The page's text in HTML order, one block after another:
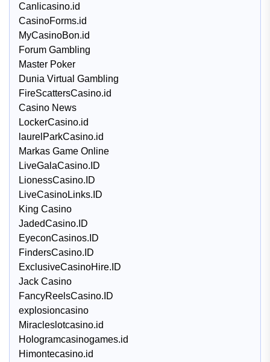
Canlicasino.id
CasinoForms.id
MyCasinoBon.id
Forum Gambling
Master Poker
Dunia Virtual Gambling
FireScattersCasino.id
Casino News
LockerCasino.id
laurelParkCasino.id
Markas Game Online
LiveGalaCasino.ID
LionessCasino.ID
LiveCasinoLinks.ID
King Casino
JadedCasino.ID
EyeconCasinos.ID
FindersCasino.ID
ExclusiveCasinoHire.ID
Jack Casino
FancyReelsCasino.ID
explosioncasino
Miracleslotcasino.id
Hologramcasinogames.id
Himontecasino.id